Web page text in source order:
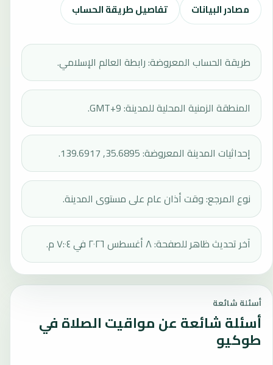
مصادر البيانات تفاصيل طريقة الحساب
طريقة الحساب المعروضة: رابطة العالم الإسلامي.
المنطقة الزمنية المحلية للمدينة: GMT+9.
إحداثيات المدينة المعروضة: 35.6895, 139.6917.
نوع المرجع: وقت أذان عام على مستوى المدينة.
آخر تحديث ظاهر للصفحة: ٨ أغسطس ٢٠٢٦ في ٧:٠٤ م.
أسئلة شائعة
أسئلة شائعة عن مواقيت الصلاة في
طوكيو